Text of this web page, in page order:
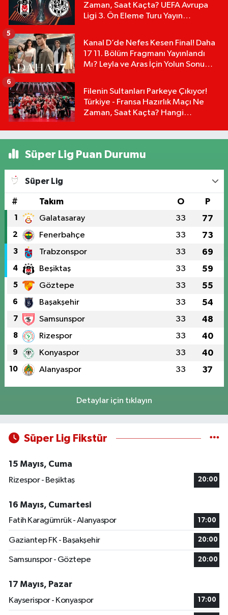
Zaman, Saat Kaçta? UEFA Avrupa
Ligi 3. Ön Eleme Turu Yayın
Kanal D’de Nefes Kesen Final! Daha
17 11. Bölüm Fragmanı Yayınlandı
Mı? Leyla ve Aras İçin Yolun Sonu
5
Filenin Sultanları Parkeye Çıkıyor!
Türkiye - Fransa Hazırlık Maçı Ne
Zaman, Saat Kaçta? Hangi
6
Süper Lig Puan Durumu
Süper Lig
# Takım O P
1 Galatasaray 33 77
2 Fenerbahçe 33 73
3 Trabzonspor 33 69
4 Beşiktaş 33 59
5 Göztepe 33 55
6 Başakşehir 33 54
7 Samsunspor 33 48
8 Rizespor 33 40
9 Konyaspor 33 40
10 Alanyaspor 33 37
Detaylar için tıklayın
Süper Lig Fikstür
15 Mayıs, Cuma
Rizespor - Beşiktaş
20:00
16 Mayıs, Cumartesi
Fatih Karagümrük - Alanyaspor
17:00
Gaziantep FK - Başakşehir 20:00
Samsunspor - Göztepe 20:00
17 Mayıs, Pazar
Kayserispor - Konyaspor
17:00